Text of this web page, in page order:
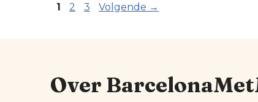
Pagina
1 Pagina
2 Pagina
3 Volgende →
Over